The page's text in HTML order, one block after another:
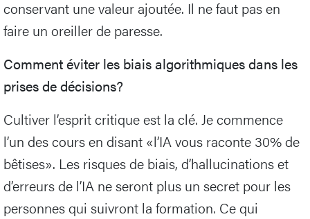
conservant une valeur ajoutée. Il ne faut pas en
faire un oreiller de paresse.
Comment éviter les biais algorithmiques dans les
prises de décisions?
Cultiver l’esprit critique est la clé. Je commence
l’un des cours en disant «l’IA vous raconte 30% de
bêtises». Les risques de biais, d’hallucinations et
d’erreurs de l’IA ne seront plus un secret pour les
personnes qui suivront la formation. Ce qui